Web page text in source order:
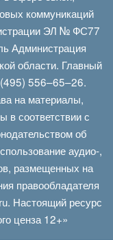
коммуникаций
ЭЛ № ФС77
Администрация
области. Главный
556–65–26.
на материалы,
в соответствии с
об
аудио-,
размещенных на
правообладателя
. Настоящий ресурс
ценза 12+»